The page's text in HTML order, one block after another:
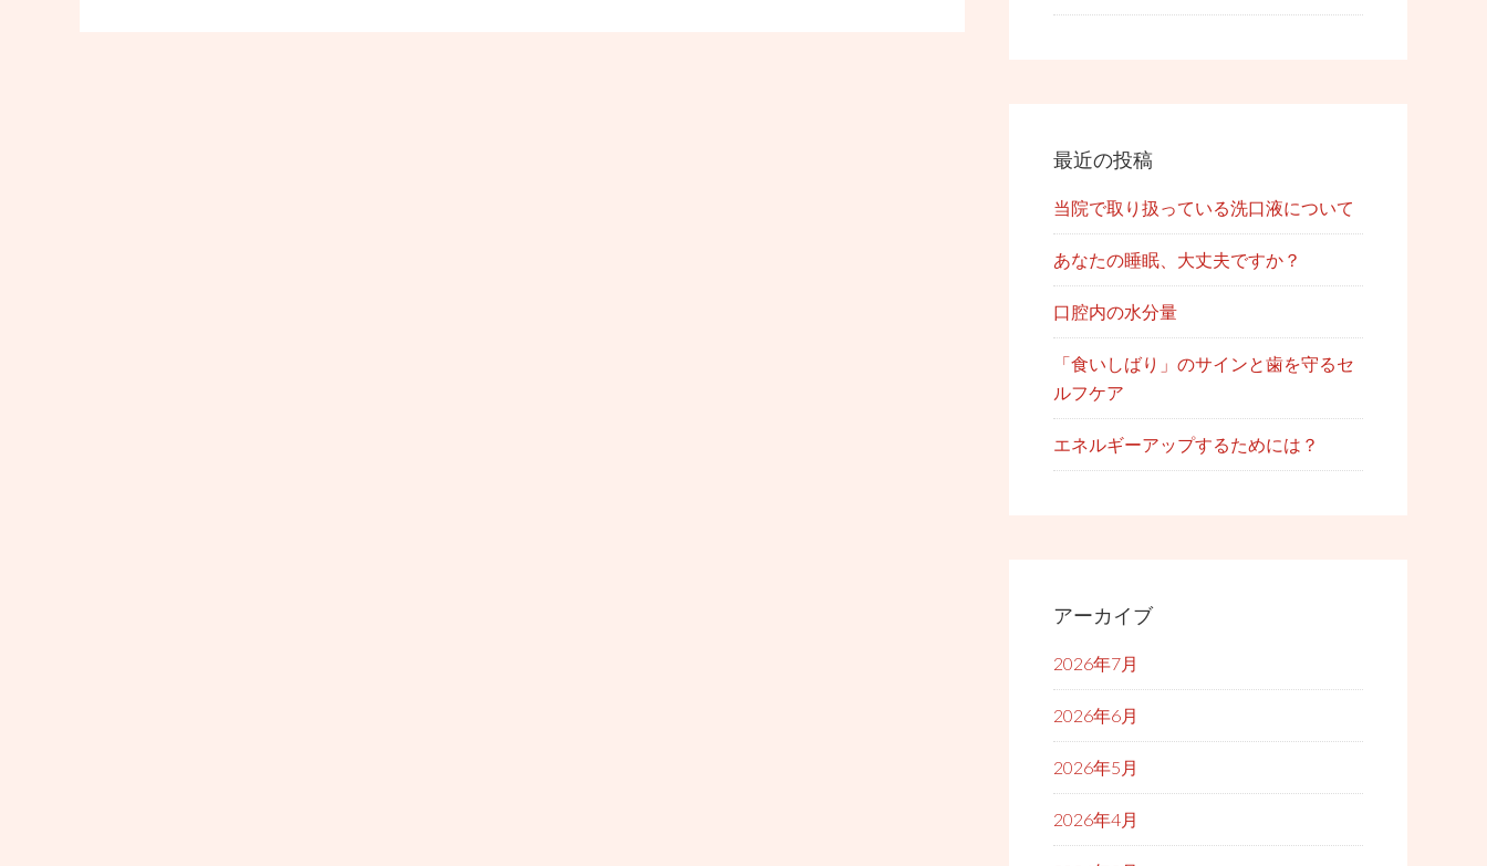
最近の投稿
当院で取り扱っている洗口液について
あなたの睡眠、大丈夫ですか？
口腔内の水分量
「食いしばり」のサインと歯を守るセ
ルフケア
エネルギーアップするためには？
アーカイブ
2026年7月
2026年6月
2026年5月
2026年4月